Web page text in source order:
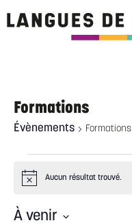
Formations
Évènements Formations
Notice
Aucun résultat trouvé.
À venir